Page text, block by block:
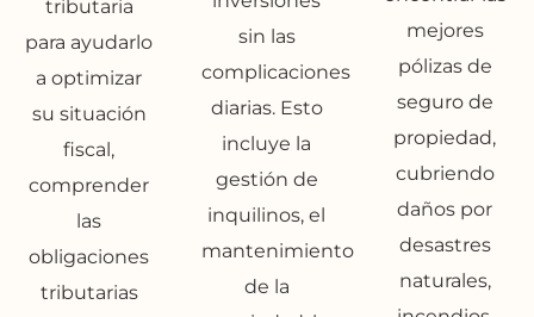
tributaria
para ayudarlo
a optimizar
su situación
fiscal,
comprender
las
obligaciones
tributarias
sin las
complicaciones
diarias. Esto
incluye la
gestión de
inquilinos, el
mantenimiento
de la
mejores
pólizas de
seguro de
propiedad,
cubriendo
daños por
desastres
naturales,